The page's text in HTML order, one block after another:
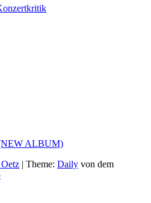
ALBUM)
| Theme: Daily von dem